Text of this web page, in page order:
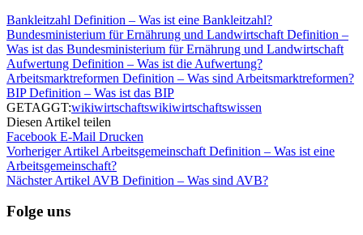
Bankleitzahl Definition – Was ist eine Bankleitzahl?
Bundesministerium für Ernährung und Landwirtschaft Definition –
Was ist das Bundesministerium für Ernährung und Landwirtschaft
Aufwertung Definition – Was ist die Aufwertung?
Arbeitsmarktreformen Definition – Was sind Arbeitsmarktreformen?
BIP Definition – Was ist das BIP
GETAGGT:wikiwirtschaftswikiwirtschaftswissen
Diesen Artikel teilen
Facebook E-Mail Drucken
Vorheriger Artikel Arbeitsgemeinschaft Definition – Was ist eine
Arbeitsgemeinschaft?
Nächster Artikel AVB Definition – Was sind AVB?
Folge uns